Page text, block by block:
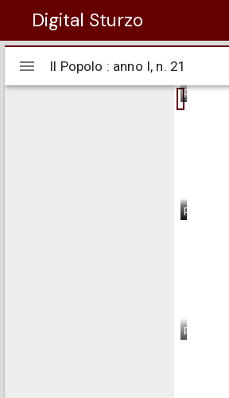
Digital Sturzo
Visualizzatore
Mirador
Il Popolo : anno I, n. 21
pagina 1
pagina 2
pagina 3
pagina 4
Il Popolo : anno I, n. 21